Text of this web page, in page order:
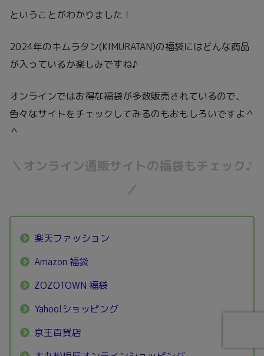
ということがわかりました！
2024年のキムラタン(KIMURATAN)の福袋にはどんな商品
が入っているか楽しみですね♪
オンラインではお得な福袋が多数販売されているので、
色々なサイトをチェックしてみるのもおもしろいですよ＾
＾
＼オンライン通販サイトの福袋もチェック♪
／
楽天ファッション
Amazon 福袋
ZOZOTOWN 福袋
Yahoo!ショッピング
京王百貨店